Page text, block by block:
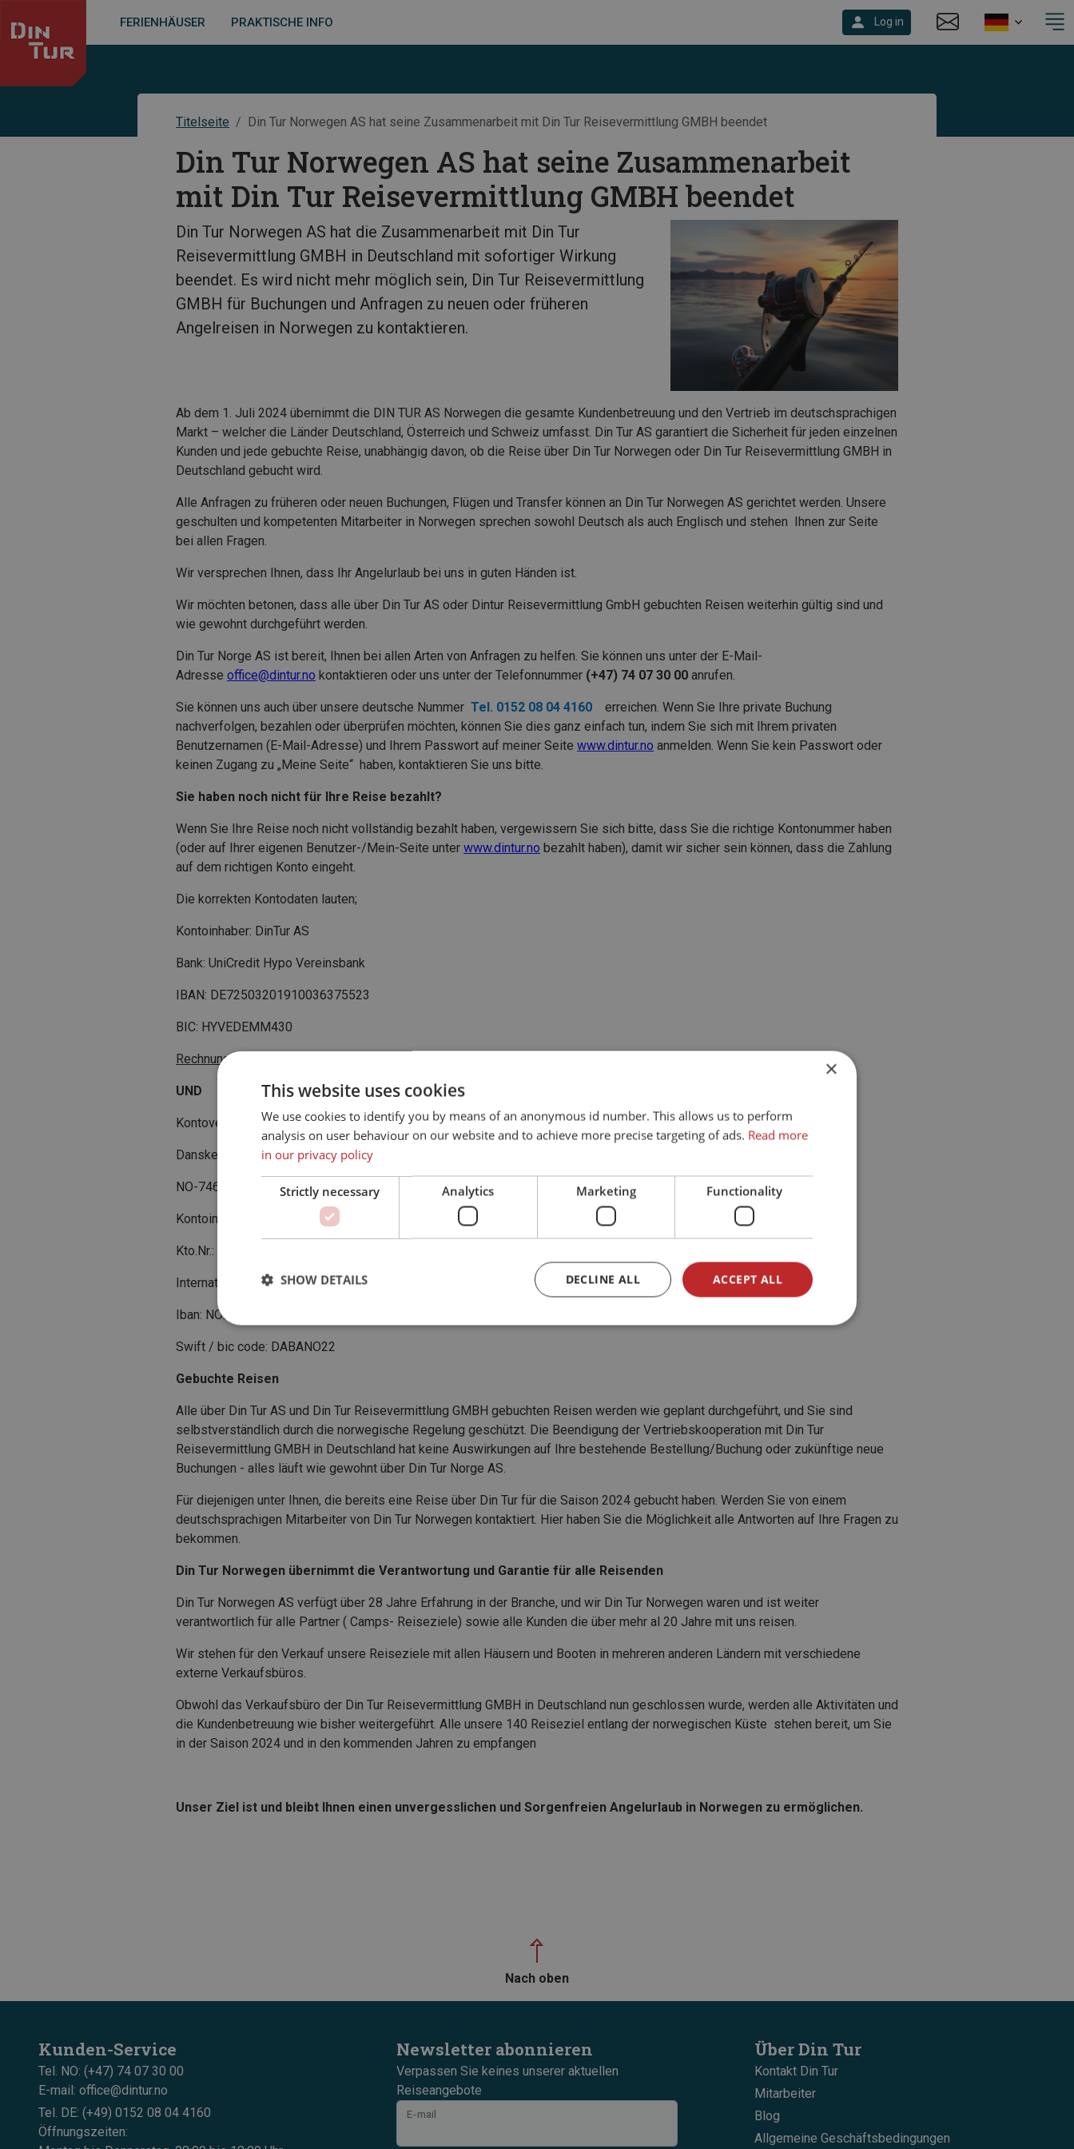
FERIENHÄUSER PRAKTISCHE INFO Log in
Titelseite Din Tur Norwegen AS hat seine Zusammenarbeit mit Din Tur Reisevermittlung GMBH beendet
Din Tur Norwegen AS hat seine Zusammenarbeit
mit Din Tur Reisevermittlung GMBH beendet
Din Tur Norwegen AS hat die Zusammenarbeit mit Din Tur
Reisevermittlung GMBH in Deutschland mit sofortiger Wirkung
beendet. Es wird nicht mehr möglich sein, Din Tur Reisevermittlung
GMBH für Buchungen und Anfragen zu neuen oder früheren
Angelreisen in Norwegen zu kontaktieren.
Ab dem 1. Juli 2024 übernimmt die DIN TUR AS Norwegen die gesamte Kundenbetreuung und den Vertrieb im deutschsprachigen
Markt – welcher die Länder Deutschland, Österreich und Schweiz umfasst. Din Tur AS garantiert die Sicherheit für jeden einzelnen
Kunden und jede gebuchte Reise, unabhängig davon, ob die Reise über Din Tur Norwegen oder Din Tur Reisevermittlung GMBH in
Deutschland gebucht wird.
Alle Anfragen zu früheren oder neuen Buchungen, Flügen und Transfer können an Din Tur Norwegen AS gerichtet werden. Unsere
geschulten und kompetenten Mitarbeiter in Norwegen sprechen sowohl Deutsch als auch Englisch und stehen Ihnen zur Seite
bei allen Fragen.
Wir versprechen Ihnen, dass Ihr Angelurlaub bei uns in guten Händen ist.
Wir möchten betonen, dass alle über Din Tur AS oder Dintur Reisevermittlung GmbH gebuchten Reisen weiterhin gültig sind und
wie gewohnt durchgeführt werden.
Din Tur Norge AS ist bereit, Ihnen bei allen Arten von Anfragen zu helfen. Sie können uns unter der E-Mail-
Adresse office@dintur.no kontaktieren oder uns unter der Telefonnummer (+47) 74 07 30 00 anrufen.
Sie können uns auch über unsere deutsche Nummer Tel. 0152 08 04 4160 erreichen. Wenn Sie Ihre private Buchung
nachverfolgen, bezahlen oder überprüfen möchten, können Sie dies ganz einfach tun, indem Sie sich mit Ihrem privaten
Benutzernamen (E-Mail-Adresse) und Ihrem Passwort auf meiner Seite www.dintur.no anmelden. Wenn Sie kein Passwort oder
keinen Zugang zu „Meine Seite“ haben, kontaktieren Sie uns bitte.
Sie haben noch nicht für Ihre Reise bezahlt?
Wenn Sie Ihre Reise noch nicht vollständig bezahlt haben, vergewissern Sie sich bitte, dass Sie die richtige Kontonummer haben
(oder auf Ihrer eigenen Benutzer-/Mein-Seite unter www.dintur.no bezahlt haben), damit wir sicher sein können, dass die Zahlung
auf dem richtigen Konto eingeht.
Die korrekten Kontodaten lauten;
Kontoinhaber: DinTur AS
Bank: UniCredit Hypo Vereinsbank
IBAN: DE72503201910036375523
BIC: HYVEDEMM430
Rechnungsnummer ist Ihre Buchungsnummer
UND
Kontoverbindung:
Danske Bank,Søndre gt 15
NO-7466 Trondheim
Kontoinhaber: DinTur AS
Kto.Nr.: 8426 10 61898
Internationale Bankverbindung:
Iban: NO2884261061898
Swift / bic code: DABANO22
Gebuchte Reisen
Alle über Din Tur AS und Din Tur Reisevermittlung GMBH gebuchten Reisen werden wie geplant durchgeführt, und Sie sind
selbstverständlich durch die norwegische Regelung geschützt. Die Beendigung der Vertriebskooperation mit Din Tur
Reisevermittlung GMBH in Deutschland hat keine Auswirkungen auf Ihre bestehende Bestellung/Buchung oder zukünftige neue
Buchungen - alles läuft wie gewohnt über Din Tur Norge AS.
Für diejenigen unter Ihnen, die bereits eine Reise über Din Tur für die Saison 2024 gebucht haben. Werden Sie von einem
deutschsprachigen Mitarbeiter von Din Tur Norwegen kontaktiert. Hier haben Sie die Möglichkeit alle Antworten auf Ihre Fragen zu
bekommen.
Din Tur Norwegen übernimmt die Verantwortung und Garantie für alle Reisenden
Din Tur Norwegen AS verfügt über 28 Jahre Erfahrung in der Branche, und wir Din Tur Norwegen waren und ist weiter
verantwortlich für alle Partner ( Camps- Reiseziele) sowie alle Kunden die über mehr al 20 Jahre mit uns reisen.
Wir stehen für den Verkauf unsere Reiseziele mit allen Häusern und Booten in mehreren anderen Ländern mit verschiedene
externe Verkaufsbüros.
Obwohl das Verkaufsbüro der Din Tur Reisevermittlung GMBH in Deutschland nun geschlossen wurde, werden alle Aktivitäten und
die Kundenbetreuung wie bisher weitergeführt. Alle unsere 140 Reiseziel entlang der norwegischen Küste stehen bereit, um Sie
in der Saison 2024 und in den kommenden Jahren zu empfangen
Unser Ziel ist und bleibt Ihnen einen unvergesslichen und Sorgenfreien Angelurlaub in Norwegen zu ermöglichen.
Nach oben
Kunden-Service
Tel. NO: (+47) 74 07 30 00
E-mail: office@dintur.no
Tel. DE: (+49) 0152 08 04 4160
Öffnungszeiten:
Newsletter abonnieren
Verpassen Sie keines unserer aktuellen
Reiseangebote
E-mail
Über Din Tur
Kontakt Din Tur
Mitarbeiter
Blog
Allgemeine Geschäftsbedingungen
×
This website uses cookies
We use cookies to identify you by means of an anonymous id number. This allows us to perform
analysis on user behaviour on our website and to achieve more precise targeting of ads. Read more
in our privacy policy
Strictly necessary Analytics Marketing Functionality
ACCEPT ALL
DECLINE ALL
SHOW DETAILS